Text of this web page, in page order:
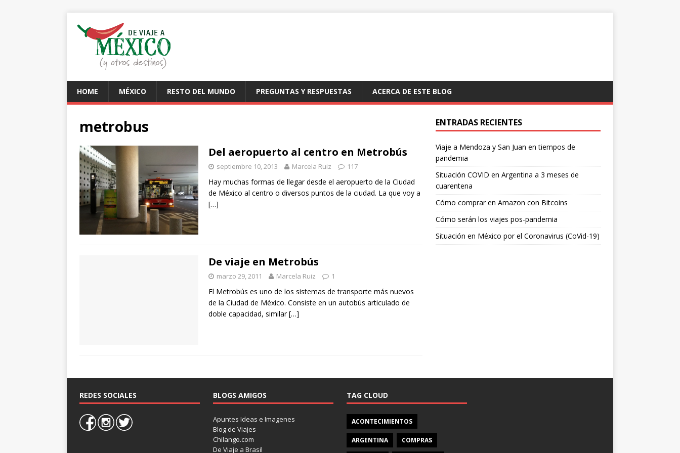
HOME MÉXICO RESTO DEL MUNDO PREGUNTAS Y RESPUESTAS ACERCA DE ESTE BLOG
metrobus
Del aeropuerto al centro en Metrobús
septiembre 10, 2013 Marcela Ruiz 117
Hay muchas formas de llegar desde el aeropuerto de la Ciudad
de México al centro o diversos puntos de la ciudad. La que voy a
[…]
De viaje en Metrobús
marzo 29, 2011 Marcela Ruiz 1
El Metrobús es uno de los sistemas de transporte más nuevos
de la Ciudad de México. Consiste en un autobús articulado de
doble capacidad, similar[…]
ENTRADAS RECIENTES
Viaje a Mendoza y San Juan en tiempos de
pandemia
Situación COVID en Argentina a 3 meses de
cuarentena
Cómo comprar en Amazon con Bitcoins
Cómo serán los viajes pos-pandemia
Situación en México por el Coronavirus (CoVid-19)
REDES SOCIALES BLOGS AMIGOS
Apuntes Ideas e Imagenes
Blog de Viajes
Chilango.com
De Viaje a Brasil
TAG CLOUD
ACONTECIMIENTOS
ARGENTINA COMPRAS